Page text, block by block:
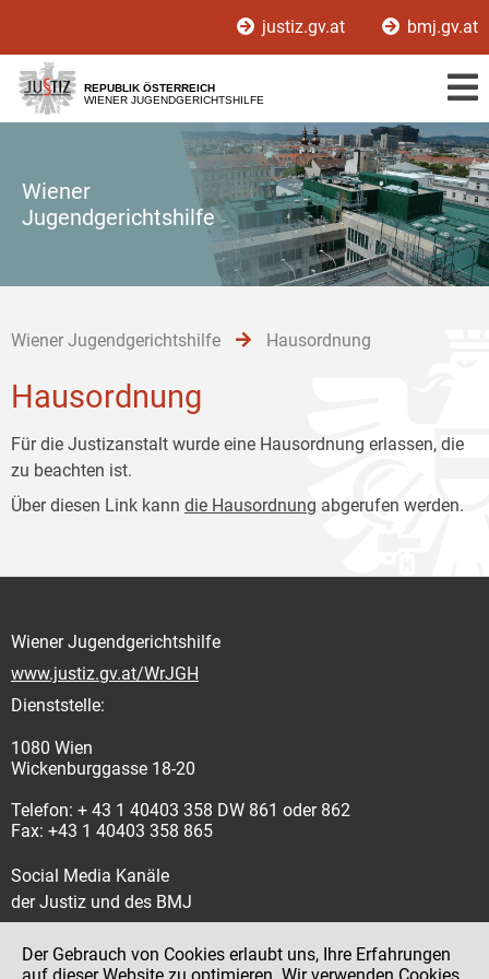
[1]
[2]
[3]
justiz.gv.at bmj.gv.at
REPUBLIK ÖSTERREICH
WIENER JUGENDGERICHTSHILFE
Wiener
Jugendgerichtshilfe
Wiener Jugendgerichtshilfe Hausordnung
Hausordnung
Für die Justizanstalt wurde eine Hausordnung erlassen, die
zu beachten ist.
Über diesen Link kann die Hausordnung abgerufen werden.
Wiener Jugendgerichtshilfe
www.justiz.gv.at/WrJGH
Dienststelle:
1080 Wien
Wickenburggasse 18-20
Telefon: + 43 1 40403 358 DW 861 oder 862
Fax: +43 1 40403 358 865
Social Media Kanäle
der Justiz und des BMJ
Der Gebrauch von Cookies erlaubt uns, Ihre Erfahrungen